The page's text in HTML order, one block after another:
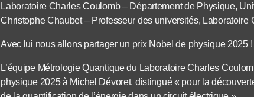
Laboratoire Charles Coulomb – Département de Physique,
Christophe Chaubet – Professeur des universités, Laboratoire
Avec lui nous allons partager un prix Nobel de physique 2025 !
L’équipe Métrologie Quantique du Laboratoire Charles
physique 2025 à Michel Dévoret, distingué « pour la